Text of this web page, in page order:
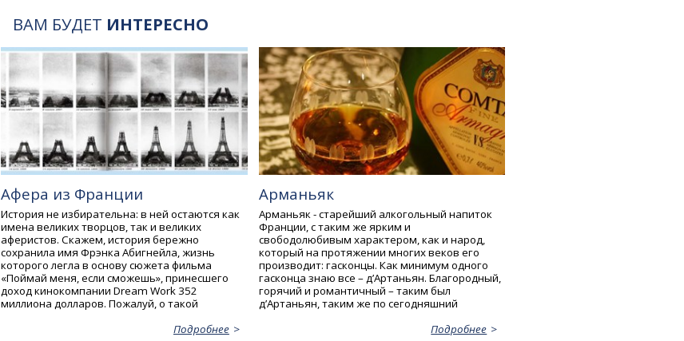
ВАМ БУДЕТ ИНТЕРЕСНО
Афера из Франции
История не избирательна: в ней остаются как
имена великих творцов, так и великих
аферистов. Скажем, история бережно
сохранила имя Фрэнка Абигнейла, жизнь
которого легла в основу сюжета фильма
«Поймай меня, если сможешь», принесшего
доход кинокомпании Dream Work 352
миллиона долларов. Пожалуй, о такой
Подробнее
Арманьяк
Арманьяк - старейший алкогольный напиток
Франции, с таким же ярким и
свободолюбивым характером, как и народ,
который на протяжении многих веков его
производит: гасконцы. Как минимум одного
гасконца знаю все – д’Артаньян. Благородный,
горячий и романтичный – таким был
д’Артаньян, таким же по сегодняшний
Подробнее